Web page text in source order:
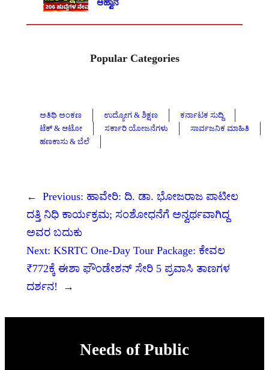
ಆಹ್ವಾನ
Popular Categories
ಅತಿಥಿ ಅಂಕಣ ಉದ್ಯೋಗ & ಶಿಕ್ಷಣ
ಕರ್ನಾಟಕ ಸುದ್ದಿ
ಟೆಕ್ & ಆಟೋ
ಸರ್ಕಾರಿ ಯೋಜನೆಗಳು
ಸಾರ್ವಜನಿಕ ಮಾಹಿತಿ
ಹಣಕಾಸು & ಬೆಲೆ
← Previous: ಹಾವೇರಿ: ದಿ. ಡಾ. ಭೋಜರಾಜ ಪಾಟೀಲ
ದತ್ತಿ ನಿಧಿ ಕಾರ್ಯಕ್ರಮ; ಸಂಶೋಧನೆಗೆ ಅನ್ವರ್ಥವಾಗಿದ್ದ
ಅವರ ಬದುಕು
Next: KSRTC One-Day Tour Package: ಕೇವಲ
₹772ಕ್ಕೆ ಈಶಾ ಫೌಂಡೇಶನ್ ಸೇರಿ 5 ಪ್ರವಾಸಿ ತಾಣಗಳ
ದರ್ಶನ!
→
Needs of Public